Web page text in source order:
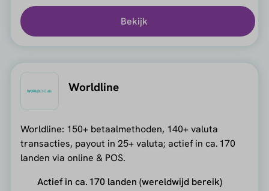
Bekijk
Worldline
Worldline: 150+ betaalmethoden, 140+ valuta
transacties, payout in 25+ valuta; actief in ca. 170
landen via online & POS.
Actief in ca. 170 landen (wereldwijd bereik)